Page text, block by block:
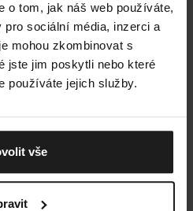
o tom, jak náš web používáte,
sociální média, inzerci a
mohou zkombinovat s
jste jim poskytli nebo které
používáte jejich služby.
vše
239 Kč
Tip
Merino